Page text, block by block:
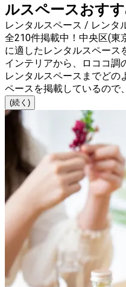
ルスペースおす
レンタルスペース / レンタ
全210件掲載中！中央区(東
に適したレンタルスペース
インテリアから、ロココ調
レンタルスペースまでどの
ペースを掲載しているので
(続く)